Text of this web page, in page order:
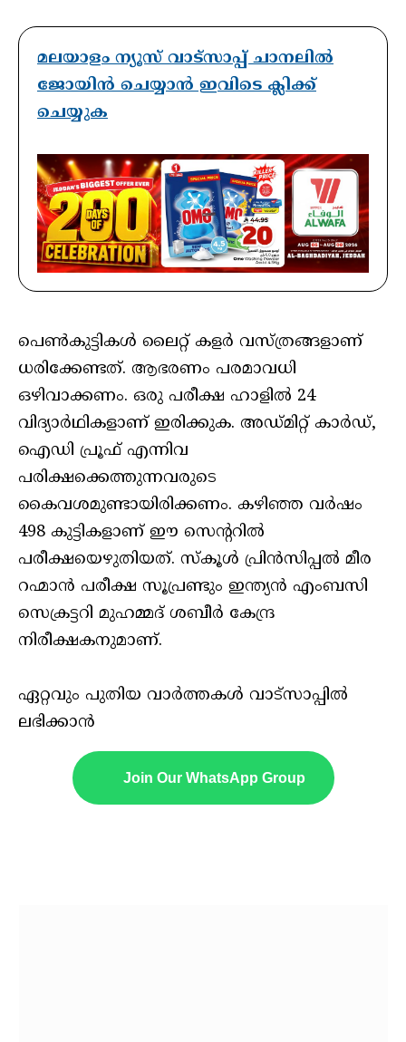
മലയാളം ന്യൂസ് വാട്സാപ്പ് ചാനലിൽ
ജോയിൻ ചെയ്യാൻ ഇവിടെ ക്ലിക്ക്
ചെയ്യുക
പെണ്‍കുട്ടികള്‍ ലൈറ്റ് കളര്‍ വസ്ത്രങ്ങളാണ്
ധരിക്കേണ്ടത്. ആഭരണം പരമാവധി
ഒഴിവാക്കണം. ഒരു പരീക്ഷ ഹാളില്‍ 24
വിദ്യാര്‍ഥികളാണ് ഇരിക്കുക. അഡ്മിറ്റ് കാര്‍ഡ്,
ഐഡി പ്രൂഫ് എന്നിവ
പരിക്ഷക്കെത്തുന്നവരുടെ
കൈവശമുണ്ടായിരിക്കണം. കഴിഞ്ഞ വര്‍ഷം
498 കുട്ടികളാണ് ഈ സെന്ററില്‍
പരീക്ഷയെഴുതിയത്. സ്‌കൂള്‍ പ്രിന്‍സിപ്പല്‍ മീര
റഹ്മാന്‍ പരീക്ഷ സൂപ്രണ്ടും ഇന്ത്യന്‍ എംബസി
സെക്രട്ടറി മുഹമ്മദ് ശബീര്‍ കേന്ദ്ര
നിരീക്ഷകനുമാണ്.
ഏറ്റവും പുതിയ വാർത്തകൾ വാട്സാപ്പിൽ
ലഭിക്കാൻ
Join Our WhatsApp Group